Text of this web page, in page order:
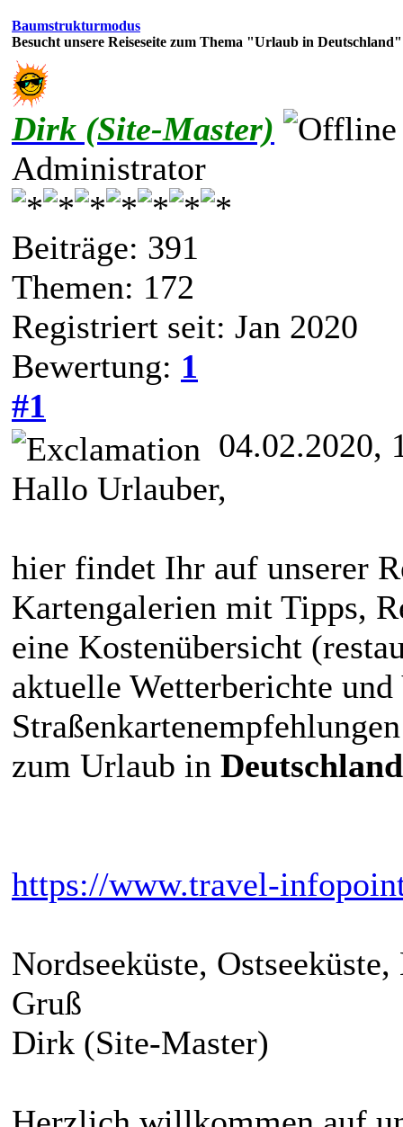
Baumstrukturmodus
Besucht unsere Reiseseite zum Thema "Urlaub in Deutschland"
Dirk (Site-Master)
Administrator
Beiträge: 391
Themen: 172
Registriert seit: Jan 2020
Bewertung: 1
#1
04.02.2020,
Hallo Urlauber,
hier findet Ihr auf unserer
Kartengalerien mit Tipps,
eine Kostenübersicht
aktuelle Wetterberichte
zum Urlaub in Deutschland
https://www.travel-
Nordseeküste,
Gruß
Dirk (Site-Master)